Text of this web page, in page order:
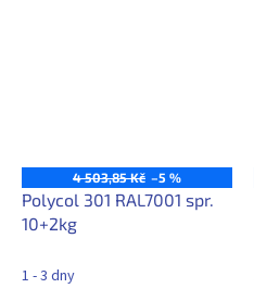
4 503,85 Kč –5 %
Polycol 301 RAL7001 spr.
10+2kg
1 - 3 dny